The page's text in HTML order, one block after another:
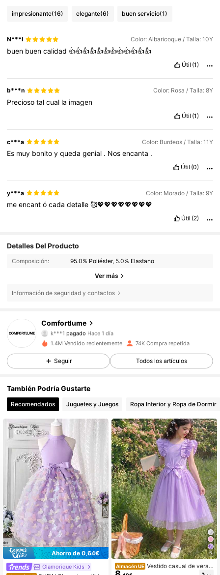
impresionante(16) elegante(6) buen servicio(1)
N***l Color: Albaricoque / Talla: 10Y
buen buencalidad 👍👍👍👍👍👍👍👍👍👍👍👍
Útil (1)
b***n Color: Rosa / Talla: 8Y
Preciosotalcual la imagen
Útil (1)
c***a Color: Burdeos / Talla: 11Y
Es muy bonitoyquedagenial . Nosencanta .
Útil (0)
y***a Color: Morado / Talla: 9Y
meencantócadadetalle🥰💖💖💖💖💖💖💖💖
Útil (2)
Detalles Del Producto
Composición: 95.0% Poliéster, 5.0% Elastano
Ver más
Información de seguridad y contactos
Comfortlume
4,74
11K Seguidores
k***1 pagado Hace 1 día
seguido hace
4,74 11K Seguidores
4,74 11K Seguidores
4,74 11K Seguidores
11K Seguidores
4,74 11K Seguidores
4,74 11K Seguidores
4,74 11K Seguidores
1.4M Vendido recientemente 74K Compra repetida
Seguir Todos los artículos
También Podría Gustarte
Recomendados Juguetes y Juegos Ropa Interior y Ropa de Dormir
Ahorro de 0,64€
Glamorique Kids
6
Almacén UE Vestido casual de veran
o con cuello redondo de malla acan